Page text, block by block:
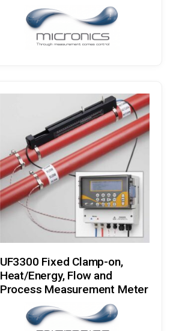
Læs Mere
UF3300 Fixed Clamp-on,
Heat/Energy, Flow and
Process Measurement Meter